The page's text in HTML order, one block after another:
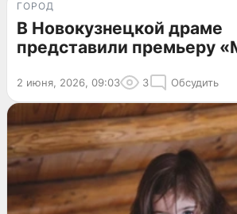
ГОРОД
В Новокузнецкой драме
представили премьеру
2 июня, 2026, 09:03 3 Обсудить